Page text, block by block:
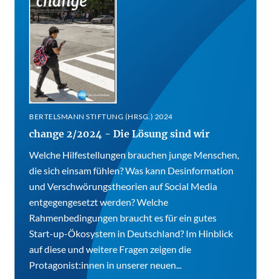
BERTELSMANN STIFTUNG (HRSG.) 2024
change 2/2024 - Die Lösung sind wir
Welche Hilfestellungen brauchen junge Menschen,
die sich einsam fühlen? Was kann Desinformation
und Verschwörungstheorien auf Social Media
entgegengesetzt werden? Welche
Rahmenbedingungen braucht es für ein gutes
Start-up-Ökosystem in Deutschland? Im Hinblick
auf diese und weitere Fragen zeigen die
Protagonist:innen in unserer neuen...